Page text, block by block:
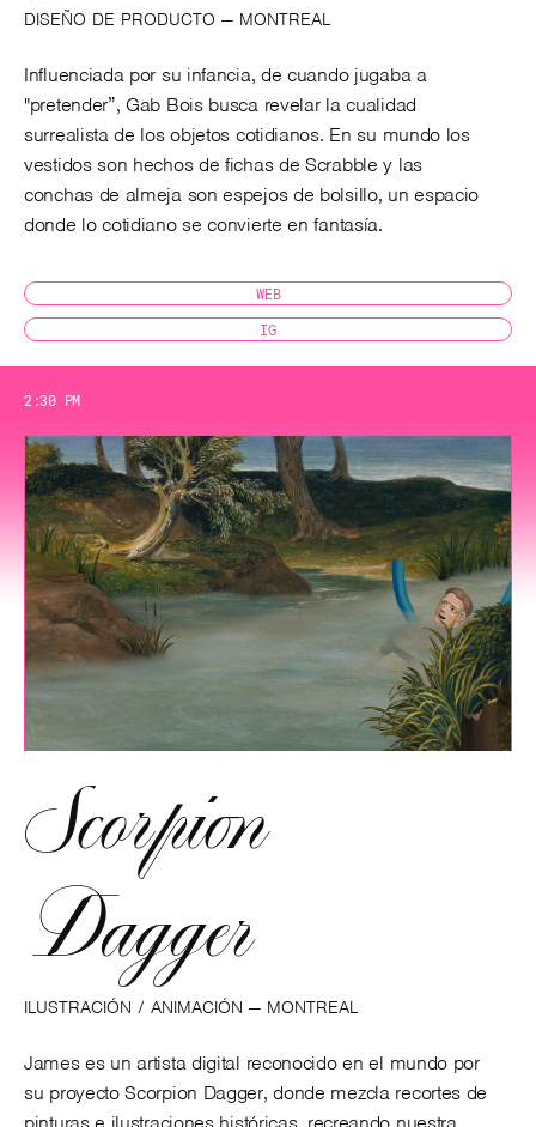
DISEÑO DE PRODUCTO — MONTREAL
Influenciada por su infancia, de cuando jugaba a
"pretender”, Gab Bois busca revelar la cualidad
surrealista de los objetos cotidianos. En su mundo los
vestidos son hechos de fichas de Scrabble y las
conchas de almeja son espejos de bolsillo, un espacio
donde lo cotidiano se convierte en fantasía.
WEB
IG
2:30 PM
Scorpion
Dagger
ILUSTRACIÓN / ANIMACIÓN — MONTREAL
James es un artista digital reconocido en el mundo por
su proyecto Scorpion Dagger, donde mezcla recortes de